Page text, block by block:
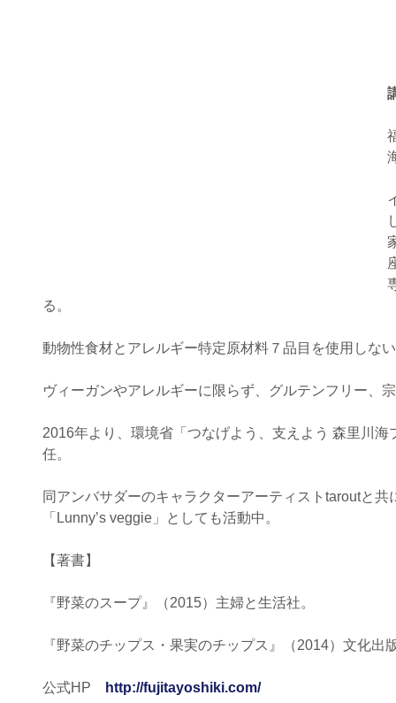
る。
動物性食材とアレルギー特定原材料７品目を使用しな
ヴィーガンやアレルギーに限らず、グルテンフリー、
2016年より、環境省「つなげよう、支えよう 森里川
任。
同アンバサダーのキャラクターアーティストtaroutと
「Lunny’s veggie」としても活動中。
【著書】
『野菜のスープ』（2015）主婦と生活社。
『野菜のチップス・果実のチップス』（2014）文化出
公式HP http://fujitayoshiki.com/